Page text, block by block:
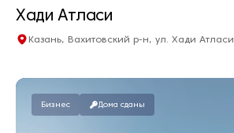
Хади Атласи
Казань, Вахитовский р-н, ул. Хади Атласи
Дом сдан
Бизнес Дома сданы